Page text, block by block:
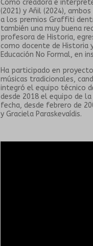
Como creadora e
(2021) y Añil (2024),
a los premios Graffiti
también una muy buena
profesora de Historia,
como docente de Historia
Educación No Formal, en
Ha participado en
músicas tradicionales,
integró el equipo técnico
desde 2018 el equipo de la
fecha, desde febrero de
y Graciela Paraskevaídis.